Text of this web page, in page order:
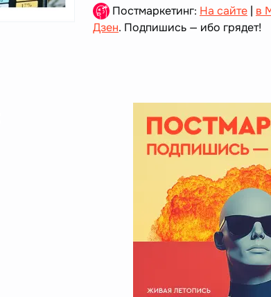
Постмаркетинг: На сайте | в
Дзен. Подпишись — ибо грядет!